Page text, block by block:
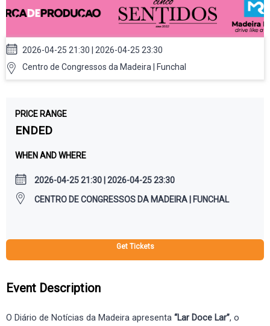
2026-04-25 21:30 | 2026-04-25 23:30
Centro de Congressos da Madeira | Funchal
PRICE RANGE
ENDED
WHEN AND WHERE
2026-04-25 21:30 | 2026-04-25 23:30
CENTRO DE CONGRESSOS DA MADEIRA | FUNCHAL
Get Tickets
Event Description
O Diário de Notícias da Madeira apresenta “Lar Doce Lar”, o